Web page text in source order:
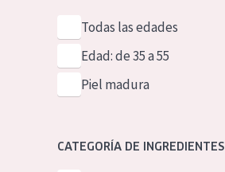
Todas las edades
Edad: de 35 a 55
Piel madura
CATEGORÍA DE INGREDIENTES